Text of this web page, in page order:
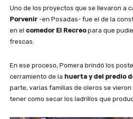
Uno de los proyectos que se llevaron a
Porvenir -en Posadas- fue el de la
en el comedor El Recreopara que
frescas.
En ese proceso, Pomera brindó los
cerramiento de la huerta y del predio
parte, varias familias de oleros se
tener como secar los ladrillos que